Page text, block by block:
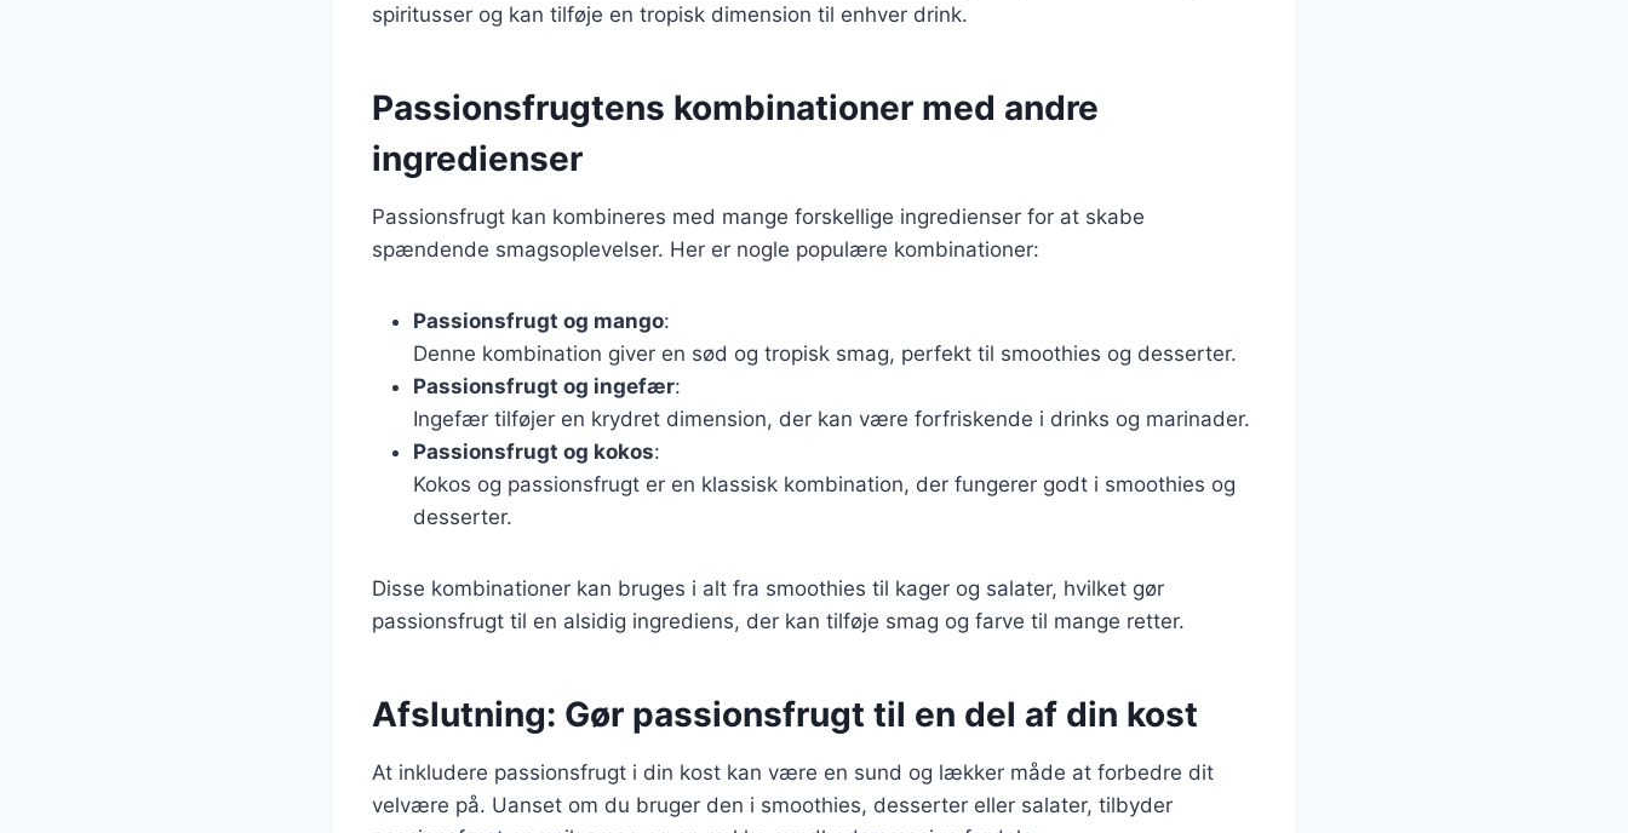
spiritusser og kan tilføje en tropisk dimension til enhver drink.
Passionsfrugtens kombinationer med andre
ingredienser
Passionsfrugt kan kombineres med mange forskellige ingredienser for at skabe
spændende smagsoplevelser. Her er nogle populære kombinationer:
Passionsfrugt og mango:
Denne kombination giver en sød og tropisk smag, perfekt til smoothies og desserter.
Passionsfrugt og ingefær:
Ingefær tilføjer en krydret dimension, der kan være forfriskende i drinks og marinader.
Passionsfrugt og kokos:
Kokos og passionsfrugt er en klassisk kombination, der fungerer godt i smoothies og
desserter.
Disse kombinationer kan bruges i alt fra smoothies til kager og salater, hvilket gør
passionsfrugt til en alsidig ingrediens, der kan tilføje smag og farve til mange retter.
Afslutning: Gør passionsfrugt til en del af din kost
At inkludere passionsfrugt i din kost kan være en sund og lækker måde at forbedre dit
velvære på. Uanset om du bruger den i smoothies, desserter eller salater, tilbyder